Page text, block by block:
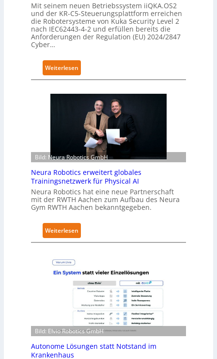
Mit seinem neuen Betriebssystem iiQKA.OS2
und der KR-C5-Steuerungsplattform erreichen
die Robotersysteme von Kuka Security Level 2
nach IEC62443-4-2 und erfüllen bereits die
Anforderungen der Regulation (EU) 2024/2847
Cyber…
Weiterlesen
K
l
t
S
e
c
u
t
L
e
v
l
2
Bild: Neura Robotics GmbH
Neura Robotics erweitert globales
Trainingsnetzwerk für Physical AI
Neura Robotics hat eine neue Partnerschaft
mit der RWTH Aachen zum Aufbau des Neura
Gym RWTH Aachen bekanntgegeben.
Weiterlesen
N
r
a
R
b
t
Bild: Elvio Robotics GmbH
Autonome Lösungen statt Notstand im
Krankenhaus